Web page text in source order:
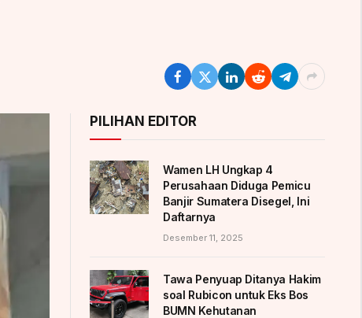
PILIHAN EDITOR
Wamen LH Ungkap 4
Perusahaan Diduga Pemicu
Banjir Sumatera Disegel, Ini
Daftarnya
Desember 11, 2025
Tawa Penyuap Ditanya Hakim
soal Rubicon untuk Eks Bos
BUMN Kehutanan